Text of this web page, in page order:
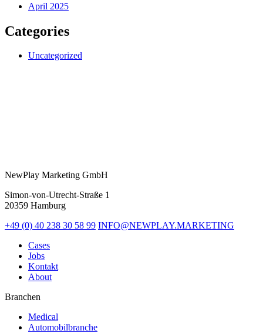
April 2025
Categories
Uncategorized
NewPlay Marketing GmbH
Simon-von-Utrecht-Straße 1
20359 Hamburg
+49 (0) 40 238 30 58 99 INFO@NEWPLAY.MARKETING
Cases
Jobs
Kontakt
About
Branchen
Medical
Automobilbranche